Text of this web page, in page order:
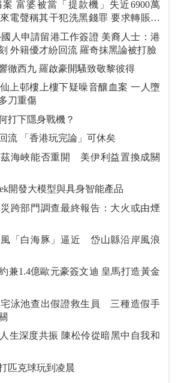
萬
聲稱其干犯洗黑錢罪 要求轉賬到
證金」
請留港工作簽證 美裔人士：港
迎鳳凰涅槃時刻 外籍優才紛回流 羅奇抹黑論被打臉
《浪子心聲》響徹西九 羅啟豪開騷致敬黎彼得
仙上邨樓上樓下疑噪音釀血案 一人墮
刀重傷
打下隱身戰機？
外籍專才踴躍回流 「香港玩完論」可休矣
海峽能否重開 美伊利益置換成關
開發大模型與具身智能產品
跨部門調查最終報告：大火或由煙
風「白海豚」逼近 岱山縣沿岸風浪
億歐元豪簽文迪 皇馬打造黃金
泳池查出假證救生員 三種造假手
陳松伶從暗黑中自我和
匹克球玩到凌晨